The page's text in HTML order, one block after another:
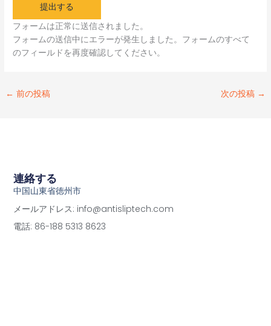
提出する
フォームは正常に送信されました。
フォームの送信中にエラーが発生しました。フォームのすべて
のフィールドを再度確認してください。
← 前の投稿 次の投稿 →
連絡する
中国山東省徳州市
メールアドレス: info@antisliptech.com
電話: 86-188 5313 8623